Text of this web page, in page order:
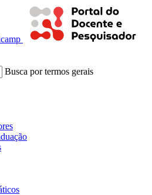
Busca por termos gerais